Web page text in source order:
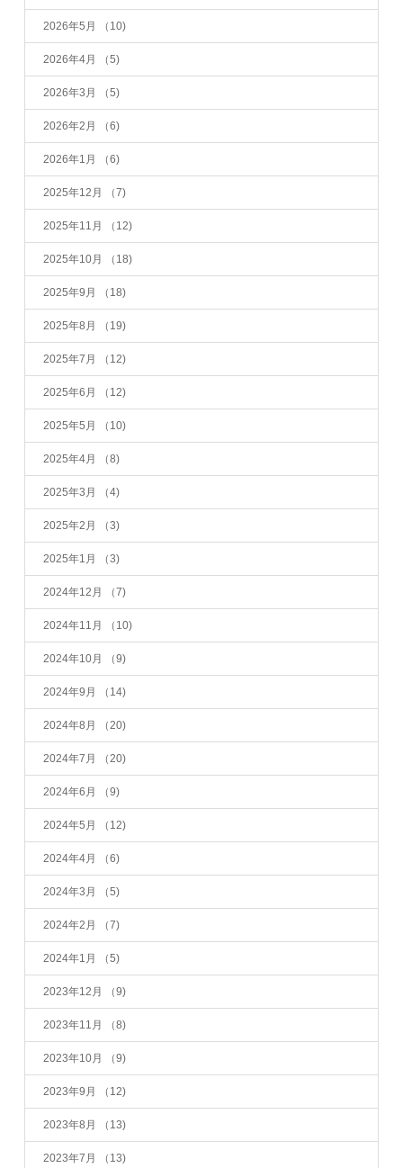
2026年5月 （10)
2026年4月 （5)
2026年3月 （5)
2026年2月 （6)
2026年1月 （6)
2025年12月 （7)
2025年11月 （12)
2025年10月 （18)
2025年9月 （18)
2025年8月 （19)
2025年7月 （12)
2025年6月 （12)
2025年5月 （10)
2025年4月 （8)
2025年3月 （4)
2025年2月 （3)
2025年1月 （3)
2024年12月 （7)
2024年11月 （10)
2024年10月 （9)
2024年9月 （14)
2024年8月 （20)
2024年7月 （20)
2024年6月 （9)
2024年5月 （12)
2024年4月 （6)
2024年3月 （5)
2024年2月 （7)
2024年1月 （5)
2023年12月 （9)
2023年11月 （8)
2023年10月 （9)
2023年9月 （12)
2023年8月 （13)
2023年7月 （13)